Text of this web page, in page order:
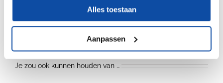
Alles toestaan
Aanpassen
Ø180
Je zou ook kunnen houden van …